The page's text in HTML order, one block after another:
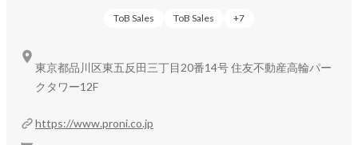
料作成まで煩わしい業務を代行する「コンシェルジュ」サ
ービスが強み。
ToB Sales ToB Sales +7
https://www.proni.co.jp
東京都品川区東五反田三丁目20番14号 住友不動産高輪パー
クタワー12F